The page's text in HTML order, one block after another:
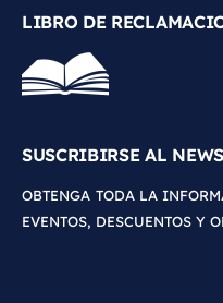
LIBRO DE
SUSCRIBIRSE AL
OBTENGA TODA LA
EVENTOS, DESCUENTOS Y